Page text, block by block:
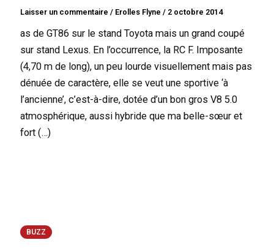
Laisser un commentaire / Erolles Flyne/ 2 octobre 2014
as de GT86 sur le stand Toyota mais un grand coupé
sur stand Lexus. En l’occurrence, la RC F. Imposante
(4,70 m de long), un peu lourde visuellement mais pas
dénuée de caractère, elle se veut une sportive ‘à
l’ancienne’, c’est-à-dire, dotée d’un bon gros V8 5.0
atmosphérique, aussi hybride que ma belle-sœur et
fort (…)
BUZZ